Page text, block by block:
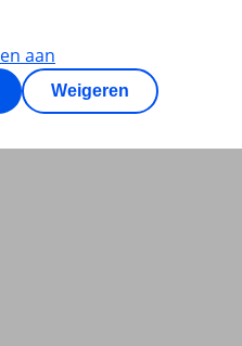
aan
Weigeren